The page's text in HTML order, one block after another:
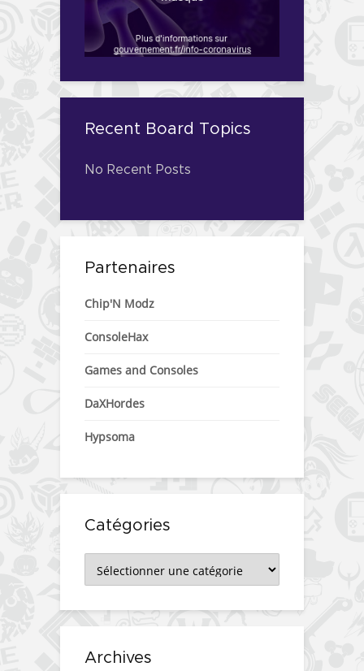
Recent Board Topics
No Recent Posts
Partenaires
Chip'N Modz
ConsoleHax
Games and Consoles
DaXHordes
Hypsoma
Catégories
Archives